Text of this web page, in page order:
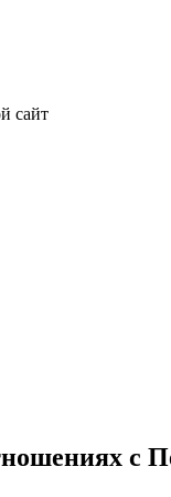
сайт
с